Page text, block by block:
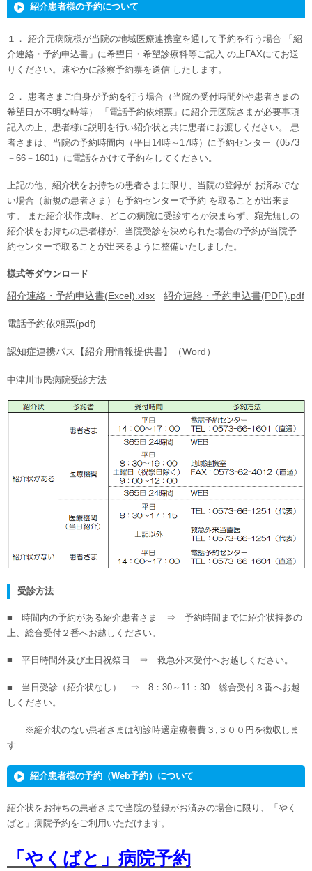
紹介患者様の予約について
１． 紹介元病院様が当院の地域医療連携室を通して予約を行う場合 「紹
介連絡・予約申込書」に希望日・希望診療科等ご記入 の上FAXにてお送
りください。速やかに診察予約票を送信 したします。
２． 患者さまご自身が予約を行う場合（当院の受付時間外や患者さまの
希望日が不明な時等） 「電話予約依頼票」に紹介元医院さまが必要事項
記入の上、患者様に説明を行い紹介状と共に患者にお渡しください。 患
者さまは、当院の予約時間内（平日14時～17時）に予約センター（0573
－66－1601）に電話をかけて予約をしてください。
上記の他、紹介状をお持ちの患者さまに限り、当院の登録が お済みでな
い場合（新規の患者さま）も予約センターで予約 を取ることが出来ま
す。 また紹介状作成時、どこの病院に受診するか決まらず、宛先無しの
紹介状をお持ちの患者様が、当院受診を決められた場合の予約が当院予
約センターで取ることが出来るように整備いたしました。
様式等ダウンロード
紹介連絡・予約申込書(Excel).xlsx 紹介連絡・予約申込書(PDF).pdf
電話予約依頼票(pdf)
認知症連携パス【紹介用情報提供書】（Word）
中津川市民病院受診方法
受診方法
■ 時間内の予約がある紹介患者さま ⇒ 予約時間までに紹介状持参の
上、総合受付２番へお越しください。
■ 平日時間外及び土日祝祭日 ⇒ 救急外来受付へお越しください。
■ 当日受診（紹介状なし） ⇒ 8：30～11：30 総合受付３番へお越
しください。
※紹介状のない患者さまは初診時選定療養費３,３００円を徴収しま
す
紹介患者様の予約（Web予約）について
紹介状をお持ちの患者さまで当院の登録がお済みの場合に限り、「やく
ばと」病院予約をご利用いただけます。
「やくばと」病院予約